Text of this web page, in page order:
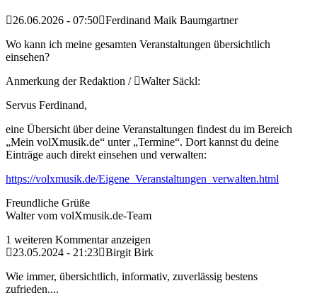
26.06.2026 - 07:50 Ferdinand Maik Baumgartner
Wo kann ich meine gesamten Veranstaltungen übersichtlich
einsehen?
Anmerkung der Redaktion /
Walter Säckl:
Servus Ferdinand,
eine Übersicht über deine Veranstaltungen findest du im Bereich
„Mein volXmusik.de“ unter „Termine“. Dort kannst du deine
Einträge auch direkt einsehen und verwalten:
https://volxmusik.de/Eigene_Veranstaltungen_verwalten.html
Freundliche Grüße
Walter vom volXmusik.de-Team
1 weiteren Kommentar anzeigen
23.05.2024 - 21:23 Birgit Birk
Wie immer, übersichtlich, informativ, zuverlässig bestens
zufrieden,...